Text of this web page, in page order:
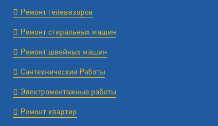
Ремонт телевизоров
Ремонт стиральных машин
Ремонт швейных машин
Сантехнические Работы
Электромонтажные работы
Ремонт квартир